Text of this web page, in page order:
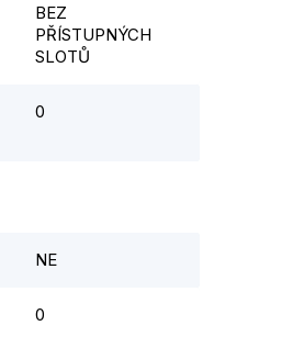
BEZ
PŘÍSTUPNÝCH
SLOTŮ
0
NE
0